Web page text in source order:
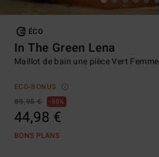
ÉCO
In The Green Lena
Maillot de bain une pièce Vert Femme
ECO-BONUS
89,95 €
50%
44,98 €
BONS PLANS